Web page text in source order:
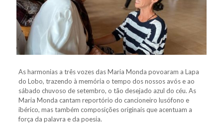
As harmonias a três vozes das Maria Monda povoaram a Lapa
do Lobo, trazendo à memória o tempo dos nossos avós e ao
sábado chuvoso de setembro, o tão desejado azul do céu. As
Maria Monda cantam reportório do cancioneiro lusófono e
ibérico, mas também composições originais que acentuam a
força da palavra e da poesia.